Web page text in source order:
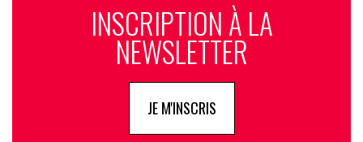
INSCRIPTION À LA
NEWSLETTER
JE M'INSCRIS